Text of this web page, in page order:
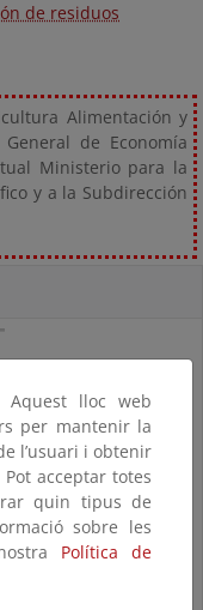
de residuos
Alimentación y
de Economía
Ministerio para la
y a la Subdirección
Aquest lloc web
per mantenir la
l’usuari i obtenir
acceptar totes
quin tipus de
sobre les
Política de